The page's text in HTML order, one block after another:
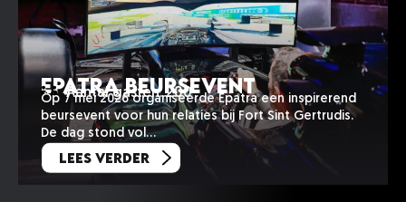
Epatra beursevent
Aantal gasten: 200
Op 7 mei 2026 organiseerde Epatra een inspirerend
beursevent voor hun relaties bij Fort Sint Gertrudis.
De dag stond vol…
Lees verder